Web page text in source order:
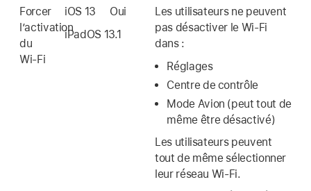
Forcer
l’activation
du
Wi-Fi
iOS 13
iPadOS 13.1
Oui
Les utilisateurs ne peuvent
pas désactiver le Wi-Fi
dans :
Réglages
Centre de contrôle
Mode Avion (peut tout de
même être désactivé)
Les utilisateurs peuvent
tout de même sélectionner
leur réseau Wi-Fi.